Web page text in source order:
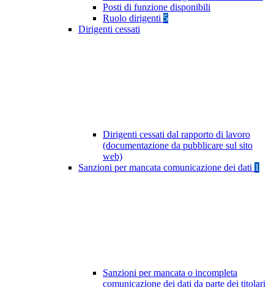
Posti di funzione disponibili
Ruolo dirigenti 5
Dirigenti cessati
Dirigenti cessati dal rapporto di lavoro
(documentazione da pubblicare sul sito
web)
Sanzioni per mancata comunicazione dei dati 1
Sanzioni per mancata o incompleta
comunicazione dei dati da parte dei titolari